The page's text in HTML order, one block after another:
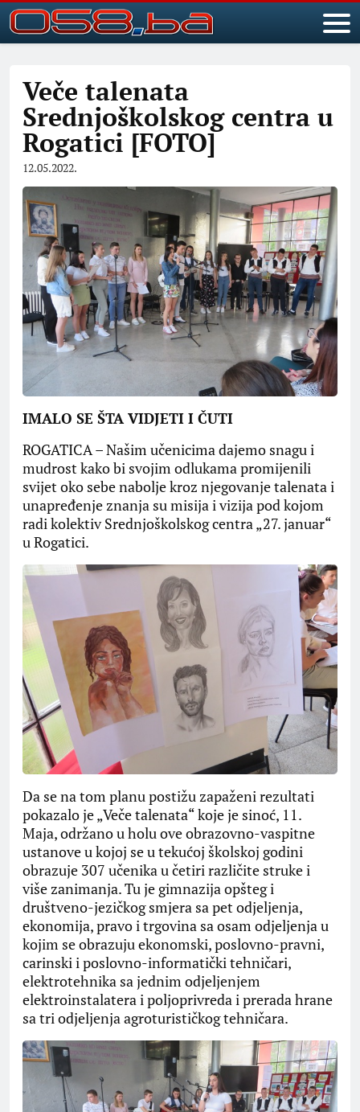
Veče talenata
Srednjoškolskog centra u
Rogatici [FOTO]
12.05.2022.
IMALO SE ŠTA VIDJETI I ČUTI
ROGATICA – Našim učenicima dajemo snagu i
mudrost kako bi svojim odlukama promijenili
svijet oko sebe nabolje kroz njegovanje talenata i
unapređenje znanja su misija i vizija pod kojom
radi kolektiv Srednjoškolskog centra „27. januar“
u Rogatici.
Da se na tom planu postižu zapaženi rezultati
pokazalo je „Veče talenata“ koje je sinoć, 11.
Maja, održano u holu ove obrazovno-vaspitne
ustanove u kojoj se u tekućoj školskoj godini
obrazuje 307 učenika u četiri različite struke i
više zanimanja. Tu je gimnazija opšteg i
društveno-jezičkog smjera sa pet odjeljenja,
ekonomija, pravo i trgovina sa osam odjeljenja u
kojim se obrazuju ekonomski, poslovno-pravni,
carinski i poslovno-informatički tehničari,
elektrotehnika sa jednim odjeljenjem
elektroinstalatera i poljoprivreda i prerada hrane
sa tri odjeljenja agroturističkog tehničara.